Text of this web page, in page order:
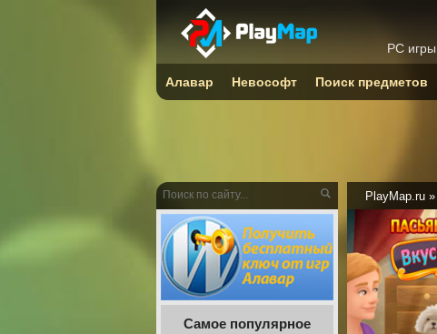
PlayMap.ru »
Самое популярное
PC игры
Алавар Невософт Поиск предметов